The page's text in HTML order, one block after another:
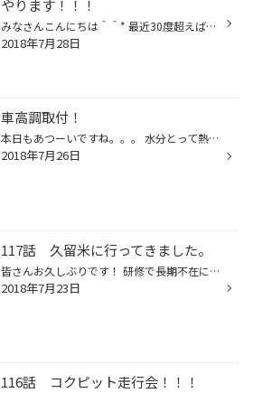
やります！！！
みなさんこんにちは＾＾* 最近30度超えばかりの日々が続きますね(-.-;) 暑すぎて溶けちゃいそう。。。 みなさんも体調には十分気をつけてくださいね(´；ω；`) さて、話は大きく変わりますが 大 抽 選 会 や り ま す ☆ 冬タイヤをお得に買えるチャンスかも？！ スタッドレスタイヤを検討されている...
2018年7月28日
車高調取付！
本日もあつーいですね。。。 水分とって熱射病に気をつけないと！ 今日は車高調取付でーす お車はﾍﾞﾙﾌｧｲｱ 取り付ける商品はＴＥＩＮのﾌﾚｯｸｽＺです！ 程よいダウン量で 減衰が付いてるので 乗り心地も好みに変えれます！ これから車高調を付けたい！ っという方は是非当店スタッフにご相談ください！...
2018年7月26日
117話 久留米に行ってきました。
皆さんお久しぶりです！ 研修で長期不在にしておりました。 先々週は九州（久留米）先週は千葉に行ってまいりました。 とにかく暑く、北海道に戻ってきて過ごしやすさに感動してます♪ 沢山勉強させてもらって、観光も少しさせてもらって この機会を与えてくれた会社に感謝しております。 本を出版し...
2018年7月23日
116話 コクピット走行会！！！